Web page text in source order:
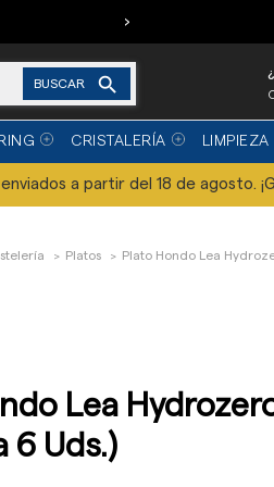
›
BUSCAR 
CRISTALERÍA LIMPIEZA
a partir del 18 de agosto.
Platos Plato Hondo Lea
Lea
6 Uds.)